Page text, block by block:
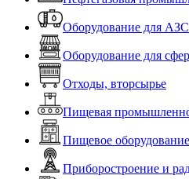
Оборудование для АЗС
Оборудование для
Отходы, вторсырье
Пищевая
Пищевое оборудование
Приборостроение и